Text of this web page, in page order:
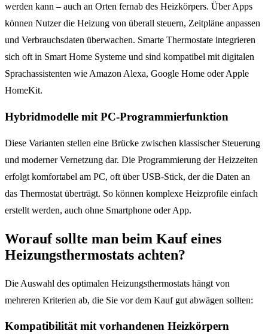
werden kann – auch an Orten fernab des Heizkörpers. Über Apps
können Nutzer die Heizung von überall steuern, Zeitpläne anpassen
und Verbrauchsdaten überwachen. Smarte Thermostate integrieren
sich oft in Smart Home Systeme und sind kompatibel mit digitalen
Sprachassistenten wie Amazon Alexa, Google Home oder Apple
HomeKit.
Hybridmodelle mit PC-Programmierfunktion
Diese Varianten stellen eine Brücke zwischen klassischer Steuerung
und moderner Vernetzung dar. Die Programmierung der Heizzeiten
erfolgt komfortabel am PC, oft über USB-Stick, der die Daten an
das Thermostat überträgt. So können komplexe Heizprofile einfach
erstellt werden, auch ohne Smartphone oder App.
Worauf sollte man beim Kauf eines
Heizungsthermostats achten?
Die Auswahl des optimalen Heizungsthermostats hängt von
mehreren Kriterien ab, die Sie vor dem Kauf gut abwägen sollten:
Kompatibilität mit vorhandenen Heizkörpern